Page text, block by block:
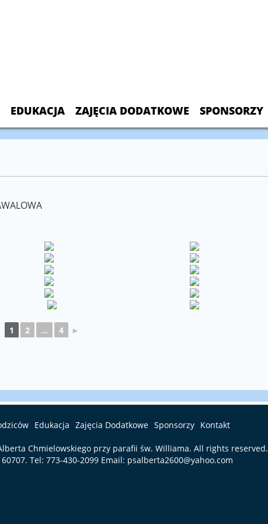
EDUKACJA ZAJĘCIA DODATKOWE SPONSORZY
1 2 ... 4 ►
Edukacja Zajęcia Dodatkowe Sponsorzy Kontakt
Chmielowskiego przy parafii św. Williama. All rights reserved.
Tel: 773-430-2099Email: psalberta2600@yahoo.com